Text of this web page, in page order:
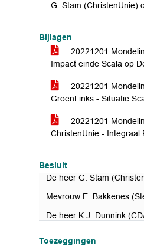
G. Stam (ChristenUnie)
Bijlagen
20221201
Impact einde Scala op
20221201
GroenLinks - Situatie
20221201
ChristenUnie - Integraal
Besluit
De heer G. Stam
Mevrouw E. Bakkenes
De heer K.J. Dunnink
Toezeggingen